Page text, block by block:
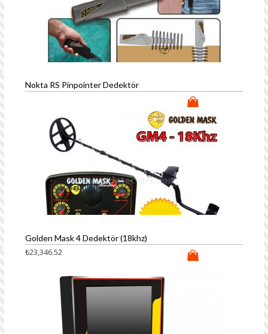
Nokta RS Pinpointer Dedektör
Golden Mask 4 Dedektör (18khz)
₺23,346.52